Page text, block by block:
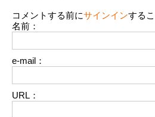
コメントする前にサインインする
名前：
e-mail：
URL：